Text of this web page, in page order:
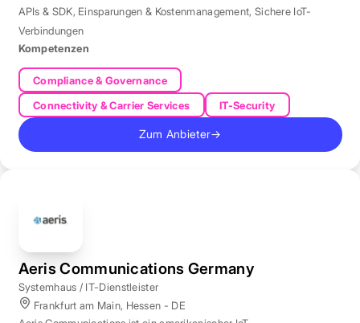
APIs & SDK, Einsparungen & Kostenmanagement, Sichere IoT-
Verbindungen
Kompetenzen
Compliance & Governance
Connectivity & Carrier Services
IT-Security
Zum Anbieter→
Aeris Communications Germany
Systemhaus / IT-Dienstleister
Frankfurt am Main, Hessen - DE